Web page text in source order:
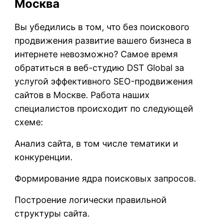
Москва
Вы убедились в том, что без поискового
продвижения развитие вашего бизнеса в
интернете невозможно? Самое время
обратиться в веб-студию DST Global за
услугой эффективного SEO-продвижения
сайтов в Москве. Работа наших
специалистов происходит по следующей
схеме:
Анализ сайта, в том числе тематики и
конкуренции.
Формирование ядра поисковых запросов.
Построение логически правильной
структуры сайта.